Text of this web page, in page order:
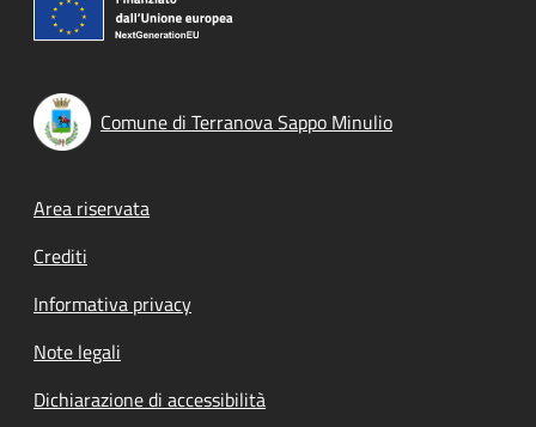
Comune di Terranova Sappo Minulio
Footer menu
Area riservata
Crediti
Informativa privacy
Note legali
Dichiarazione di accessibilità